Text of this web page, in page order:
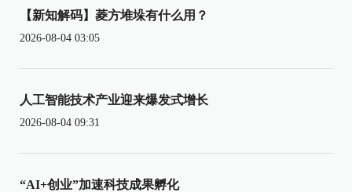
【新知解码】菱方堆垛有什么用？
2026-08-04 03:05
人工智能技术产业迎来爆发式增长
2026-08-04 09:31
“AI+创业”加速科技成果孵化